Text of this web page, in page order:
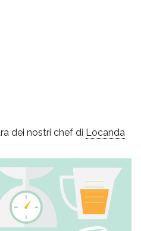
dei nostri chef di Locanda